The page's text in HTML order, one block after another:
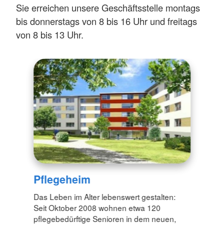
Sie erreichen unsere Geschäftsstelle montags
bis donnerstags von 8 bis 16 Uhr und freitags
von 8 bis 13 Uhr.
Pflegeheim
Das Leben im Alter lebenswert gestalten:
Seit Oktober 2008 wohnen etwa 120
pflegebedürftige Senioren in dem neuen,